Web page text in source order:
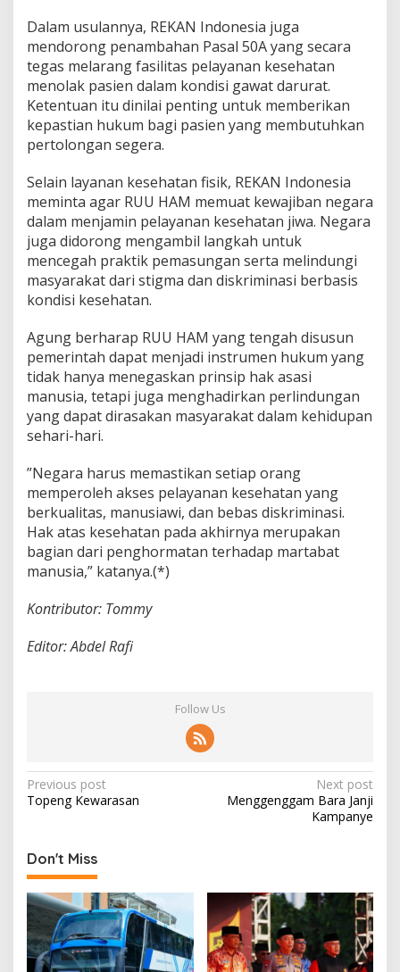
Dalam usulannya, REKAN Indonesia juga
mendorong penambahan Pasal 50A yang secara
tegas melarang fasilitas pelayanan kesehatan
menolak pasien dalam kondisi gawat darurat.
Ketentuan itu dinilai penting untuk memberikan
kepastian hukum bagi pasien yang membutuhkan
pertolongan segera.
Selain layanan kesehatan fisik, REKAN Indonesia
meminta agar RUU HAM memuat kewajiban negara
dalam menjamin pelayanan kesehatan jiwa. Negara
juga didorong mengambil langkah untuk
mencegah praktik pemasungan serta melindungi
masyarakat dari stigma dan diskriminasi berbasis
kondisi kesehatan.
Agung berharap RUU HAM yang tengah disusun
pemerintah dapat menjadi instrumen hukum yang
tidak hanya menegaskan prinsip hak asasi
manusia, tetapi juga menghadirkan perlindungan
yang dapat dirasakan masyarakat dalam kehidupan
sehari-hari.
”Negara harus memastikan setiap orang
memperoleh akses pelayanan kesehatan yang
berkualitas, manusiawi, dan bebas diskriminasi.
Hak atas kesehatan pada akhirnya merupakan
bagian dari penghormatan terhadap martabat
manusia,” katanya.(*)
Kontributor: Tommy
Editor: Abdel Rafi
Follow Us
P
o
t
n
a
v
i
Previous post
Topeng Kewarasan
Next post
Menggenggam Bara Janji
Kampanye
Don't Miss